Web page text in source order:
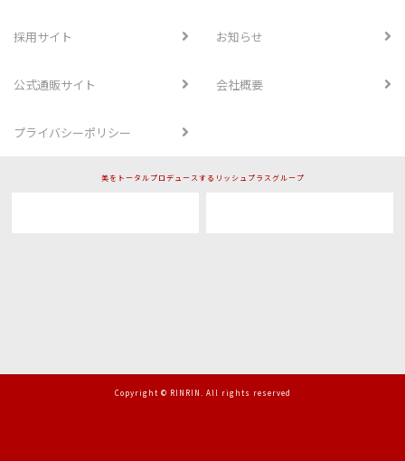
採用サイト お知らせ
公式通販サイト 会社概要
プライバシーポリシー
美をトータルプロデュースするリッシュプラスグループ
Copyright © RINRIN. All rights reserved